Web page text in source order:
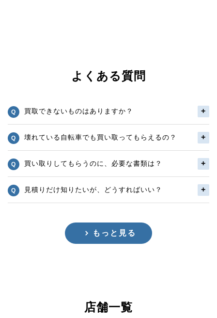
よくある質問
買取できないものはありますか？
壊れている自転車でも買い取ってもらえるの？
買い取りしてもらうのに、必要な書類は？
見積りだけ知りたいが、どうすればいい？
もっと見る
店舗一覧